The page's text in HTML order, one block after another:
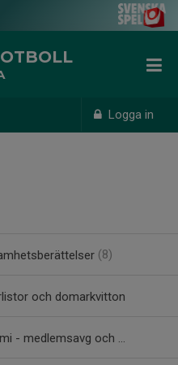
Logga in
(8)
och domarkvitton